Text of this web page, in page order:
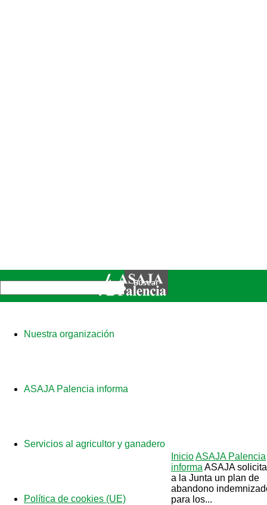
Nuestra organización
ASAJA Palencia informa
Servicios al agricultor y ganadero
Política de cookies (UE)
InicioASAJA Palencia
informa ASAJA solicita
a la Junta un plan de
abandono
para los...